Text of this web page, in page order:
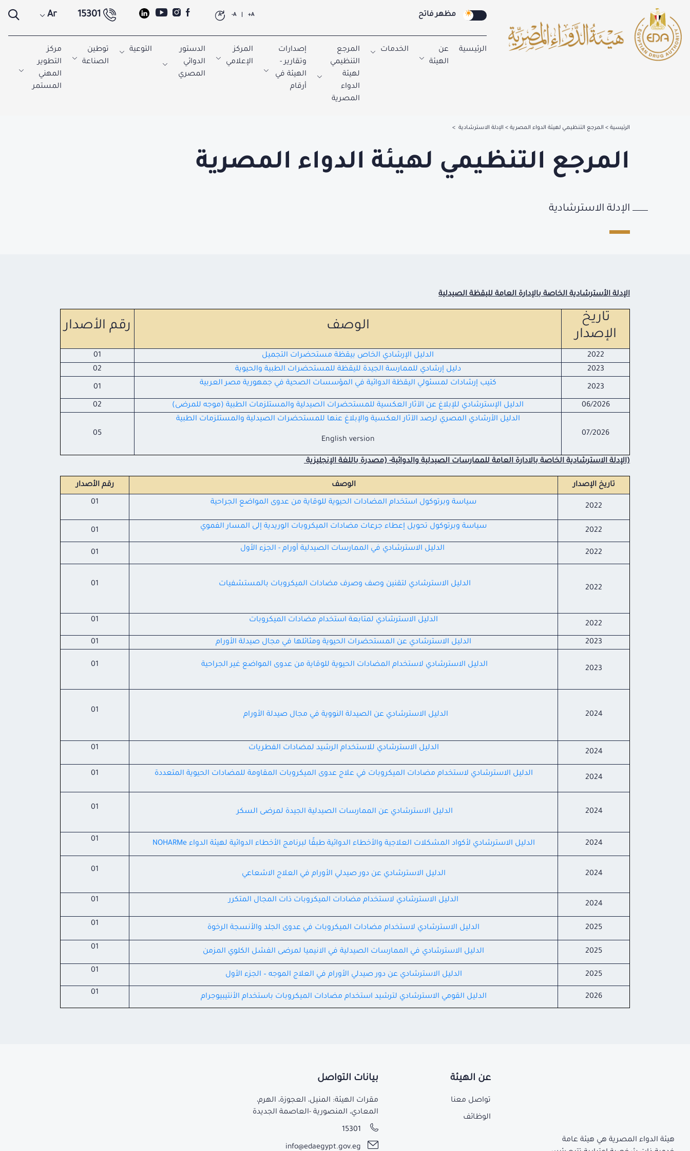
مظهر فاتح A+
A-
A
15301
Ar
الرئيسية
عن
الهيئة
الخدمات
المرجع
التنظيمي
لهيئة
الدواء
المصرية
إصدارات
وتقارير -
الهيئة في
أرقام
المركز
الإعلامي
الدستور
الدوائي
المصري
التوعية
توطين
الصناعة
مركز
التطوير
المهني
المستمر
الرئيسية المرجع التنظيمي لهيئة الدواء المصرية الإدلة الاسترشادية
المرجع التنظيمي لهيئة الدواء المصرية
الإدلة الاسترشادية
الإدلة الأسترشادية الخاصة بالإدارة العامة لليقظة الصيدلية
تاريخ
الإصدار
الوصف رقم الأصدار
2022 الدليل الإرشادي الخاص بيقظة مستحضرات التجميل
01
2023
دليل إرشادي للممارسة الجيدة لليقظة للمستحضرات الطبية والحيوية 02
2023 كتيب إرشادات لمسئولي اليقظة الدوائية في المؤسسات الصحية في جمهورية مصر العربية 01
06/2026 الدليل الإسترشادي للإبلاغ عن الآثار العكسية للمستحضرات الصيدلية والمستلزمات الطبية (موجه للمرضى) 02
07/2026
الدليل الأرشادي المصري لرصد الآثار العكسية والإبلاغ عنها للمستحضرات الصيدلية والمستلزمات الطبية
English version
05
(الإدلة الاسترشادية الخاصة بالادارة العامة للممارسات الصيدلية والدوائية- (مصدرة باللغة الإنجليزية
تاريخ الإصدار الوصف رقم الأصدار
2022 سياسة وبرتوكول استخدام المضادات الحيوية للوقاية من عدوى المواضع الجراحية 01
2022 سياسة وبرتوكول تحويل إعطاء جرعات مضادات الميكروبات الوريدية إلى المسار الفموي 01
2022 الدليل الاسترشادي في الممارسات الصيدلية أورام - الجزء الأول 01
2022 الدليل الاسترشادي لتقنين وصف وصرف مضادات الميكروبات بالمستشفيات 01
2022 الدليل الاسترشادي لمتابعة استخدام مضادات الميكروبات 01
2023 الدليل الاسترشادي عن المستحضرات الحيوية ومثائلها في مجال صيدلة الأورام 01
2023 الدليل الاسترشادي لاستخدام المضادات الحيوية للوقاية من عدوى المواضع غير الجراحية 01
2024 الدليل الاسترشادي عن الصيدلة النووية في مجال صيدلة الأورام 01
2024 الدليل الاسترشادي للاستخدام الرشيد لمضادات الفطريات 01
2024 الدليل الاسترشادي لاستخدام مضادات الميكروبات في علاج عدوى الميكروبات المقاومة للمضادات الحيوية المتعددة 01
2024 الدليل الاسترشادي عن الممارسات الصيدلية الجيدة لمرضى السكر 01
2024 الدليل الاسترشادي لأكواد المشكلات العلاجية والأخطاء الدوائية طبقًا لبرنامج الأخطاء الدوائية لهيئة الدواء NOHARMe 01
2024 الدليل الاسترشادي عن دور صيدلي الأورام في العلاج الاشعاعي 01
2024 الدليل الاسترشادي لاستخدام مضادات الميكروبات ذات المجال المتكرر 01
2025 الدليل الاسترشادي لاستخدام مضادات الميكروبات في عدوى الجلد والأنسجة الرخوة 01
2025 الدليل الاسترشادي في الممارسات الصيدلية في الانيميا لمرضى الفشل الكلوي المزمن 01
2025 الدليل الاسترشادي عن دور صيدلي الأورام في العلاج الموجه – الجزء الأول 01
2026 الدليل القومي الاسترشادي لترشيد استخدام مضادات الميكروبات باستخدام الأنتيبيوجرام 01
هيئة الدواء المصرية هي هيئة عامة
عن الهيئة
تواصل معنا
الوظائف
بيانات التواصل
مقرات الهيئة: المنيل، العجوزة، الهرم،
المعادي، المنصورية -العاصمة الجديدة
15301
info@edaegypt.gov.eg